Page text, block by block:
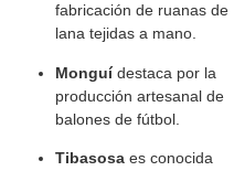
fabricación de ruanas de
lana tejidas a mano.
Monguídestaca por la
producción artesanal de
balones de fútbol.
Tibasosa es conocida